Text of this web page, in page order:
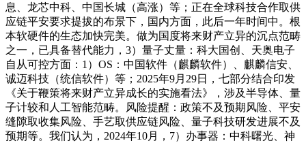
息、龙芯中科、中国长城（高涨）等；正在全球科技合作取供
应链平安要求提拔的布景下，国内方面，此后一年时间中。根
本软硬件的生态加快完美。做为国度将来财产立异的沉点范畴
之一，已具备替代能力，3）量子丈量：科大国创、天奥电子
自从可控方面：1）OS：中国软件（麒麟软件）、麒麟信安、
诚迈科技（统信软件）等；2025年9月29日，七部分结合印发
《关于鞭策将来财产立异成长的实施看法》，涉及半导体、量
子计较和人工智能范畴。风险提醒：政策不及预期风险、平安
缝隙取收集风险、手艺取供应链风险、量子科技研发进展不及
预期等。我们认为，2024年10月，7）办事器：中科曙光、神